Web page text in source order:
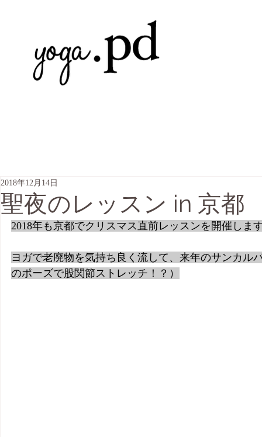
聖夜のレッスン in 京都
2018年12月14日
2018年も京都でクリスマス直前レッスンを開催しま
ヨガで老廃物を気持ち良く流して、来年のサンカル
のポーズで股関節ストレッチ！？）